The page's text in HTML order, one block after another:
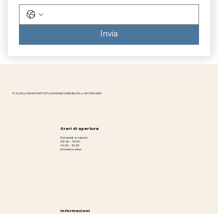
Invia
© 2025 by HOUSE PARTY DI FALEN RAMOS MICHELE P.iva: 09721640960
Orari di apertura
Dal lunedì al sabato:
09:30 - 13:00
14:00 - 19:30
Domenica chiusi
Informazioni